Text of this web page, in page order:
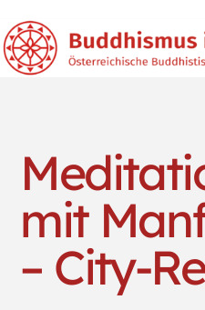
mit
– City-